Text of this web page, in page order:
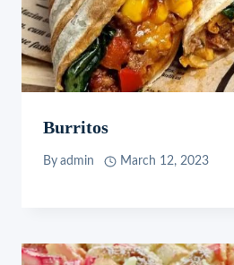
Burritos
By admin March 12, 2023